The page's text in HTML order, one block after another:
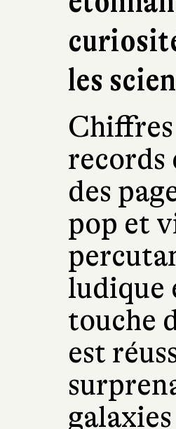
les
records
des
pop et
ludique
touche
est